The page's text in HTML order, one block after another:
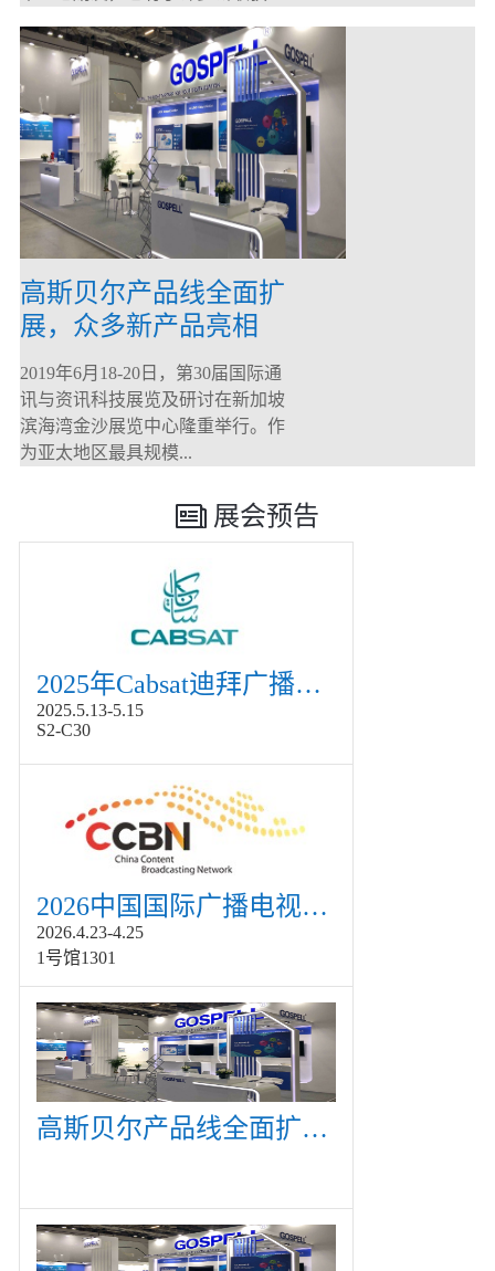
高斯贝尔产品线全面扩
展，众多新产品亮相
CommunicAsia 2019
2019年6月18-20日，第30届国际通
讯与资讯科技展览及研讨在新加坡
滨海湾金沙展览中心隆重举行。作
为亚太地区最具规模...
展会预告
2025年Cabsat迪拜广播电视展
2025.5.13-5.15
S2-C30
2026中国国际广播电视信息网络展览会展
2026.4.23-4.25
1号馆1301
高斯贝尔产品线全面扩展，众多新产品亮相CommunicAsia 2019